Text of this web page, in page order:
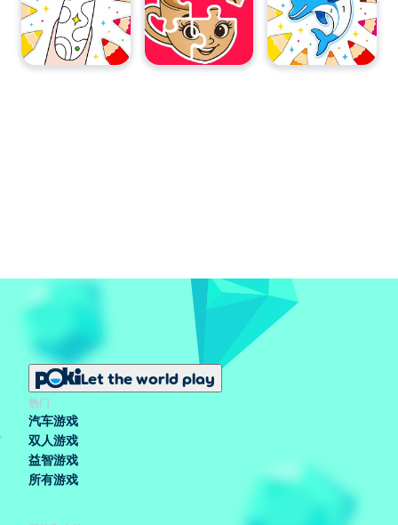
Let the world play
热门
汽车游戏
双人游戏
益智游戏
所有游戏